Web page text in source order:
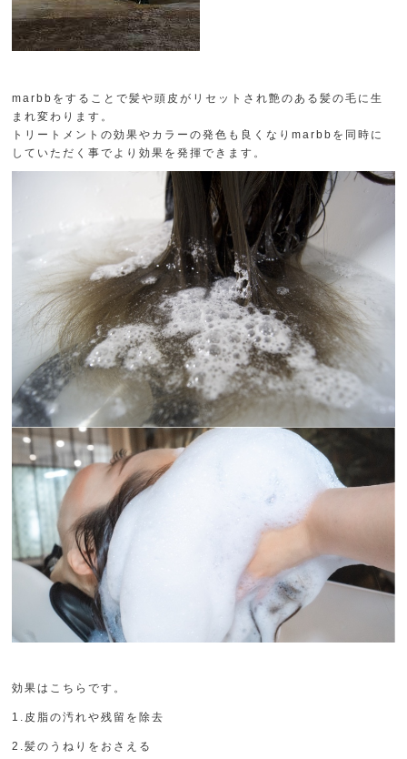
marbbをすることで髪や頭皮がリセットされ艶のある髪の毛に生
まれ変わります。
トリートメントの効果やカラーの発色も良くなりmarbbを同時に
していただく事でより効果を発揮できます。
効果はこちらです。
1.皮脂の汚れや残留を除去
2.髪のうねりをおさえる